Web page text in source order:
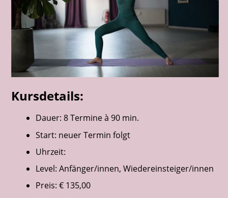
Kursdetails:
Dauer: 8 Termine à 90 min.
Start: neuer Termin folgt
Uhrzeit:
Level: Anfänger/innen, Wiedereinsteiger/innen
Preis: € 135,00